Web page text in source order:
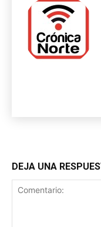
DEJA UNA